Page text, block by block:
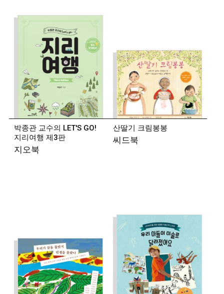
1993년생. 2017년 제2회 한국과학문학상 중단편
대상과 가작을 수상하며 작품 활동을 시작했다.
『우리가 빛의 속도로 갈 수 없다면』, 소설 『원통 안의
소녀』가 있다.
◾ 황인찬 (시인)
1988년 경기 안양 출생. 2010년 『현대문학』으로
등단했다. 시집 『구관조 씻기기』 『희지의 세계』
『사랑을 위한 되풀이』가 있다.2012년 제31회
김수영문학상을 수상했다.
박종관 교수의 LET'S GO!
지리여행 제3판
지오북
산딸기 크림봉봉
씨드북